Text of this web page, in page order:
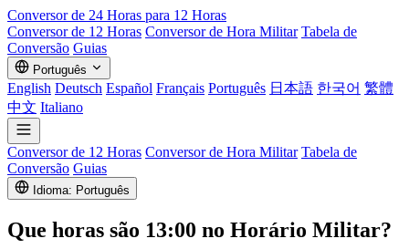
Conversor de 24 Horas para 12 Horas
Conversor de 12 Horas Conversor de Hora Militar Tabela de
Conversão Guias
Português
English Deutsch Español Français Português 日本語 한국어 繁體
中文 Italiano
Conversor de 12 Horas Conversor de Hora Militar Tabela de
Conversão Guias
Idioma: Português
Que horas são 13:00 no Horário Militar?